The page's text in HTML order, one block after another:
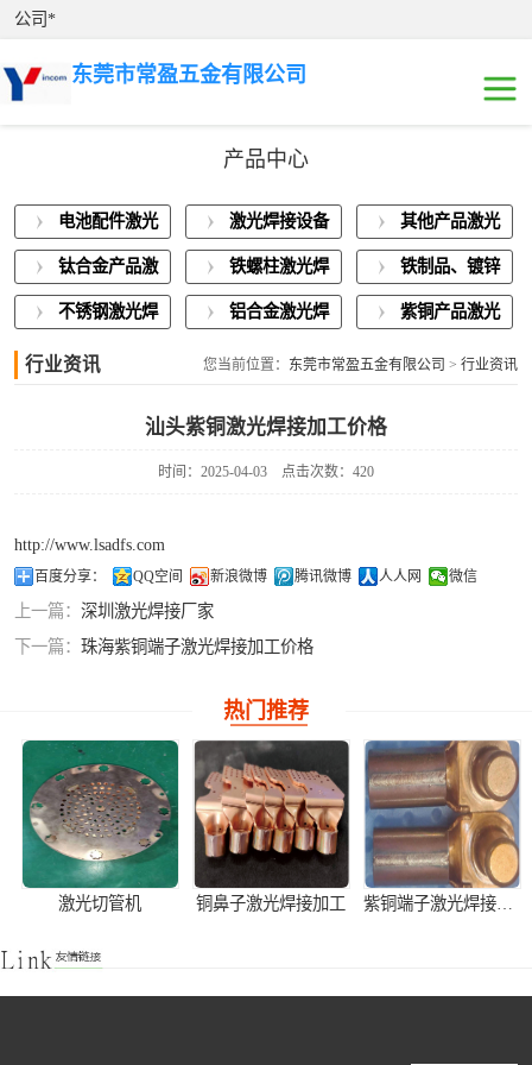
公司*
东莞市常盈五金有限公司
产品中心
电池配件激光
焊接
激光焊接设备
展示
其他产品激光
焊接
钛合金产品激
光焊接
铁螺柱激光焊
接加工
铁制品、镀锌
板激光焊接
不锈钢激光焊
铝合金激光焊
紫铜产品激光
行业资讯 您当前位置： 东莞市常盈五金有限公司 > 行业资讯
汕头紫铜激光焊接加工价格
时间：2025-04-03 点击次数：420
http://www.lsadfs.com
百度分享： QQ空间 新浪微博 腾讯微博 人人网 微信
上一篇： 深圳激光焊接厂家
下一篇： 珠海紫铜端子激光焊接加工价格
热门推荐
激光切管机 铜鼻子激光焊接加工 紫铜端子激光焊接产品加工
接
激光焊接设备展
示
其他产品激光焊
铝合金激光焊接
紫铜产品激光焊